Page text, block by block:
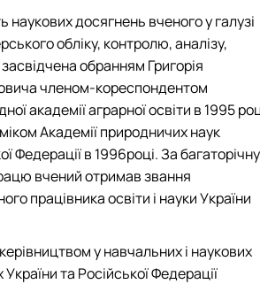
наукових досягнень вченого у галузі
обліку, контролю, аналізу,
обранням Григорія
членом-кореспондентом
академії аграрної освіти в 1995
Академії природничих наук
Федерації в 1996році. За багаторічну
вчений отримав звання
працівника освіти і науки України
у навчальних і наукових
та Російської Федерації